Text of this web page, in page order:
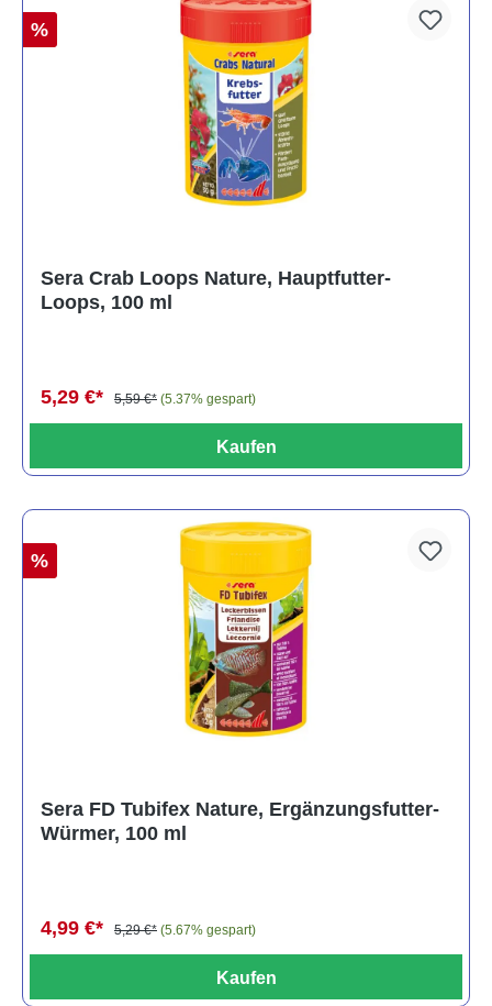
%
Sera Crab Loops Nature, Hauptfutter-
Loops, 100 ml
5,29 €* 5,59 €* (5.37% gespart)
Kaufen
%
Sera FD Tubifex Nature, Ergänzungsfutter-
Würmer, 100 ml
4,99 €* 5,29 €* (5.67% gespart)
Kaufen